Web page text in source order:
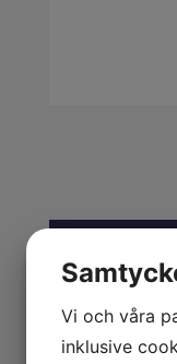
TILLSATS
ARBETSKLÄDER
Vi och våra
inklusive